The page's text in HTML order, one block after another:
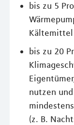
bis zu 5
bis zu 20
nutzen
(z. B.